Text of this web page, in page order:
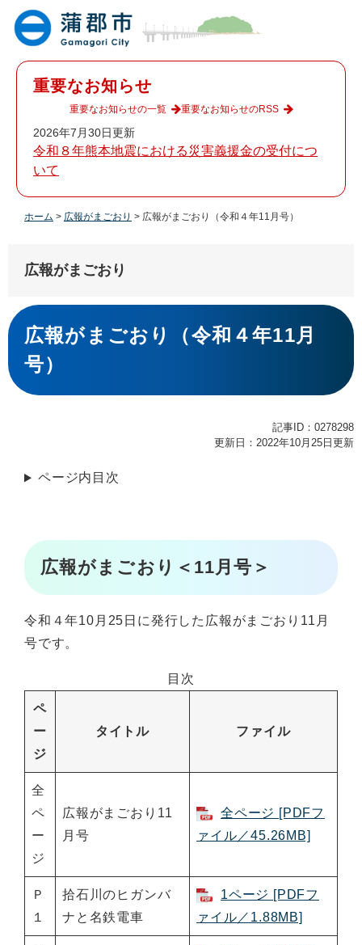
重要なお知らせ
2026年7月30日更新
令和８年熊本地震における災害義援金の受付につ
いて
重要なお知らせの一覧 重要なお知らせのRSS
ホーム > 広報がまごおり > 広報がまごおり（令和４年11月号）
広報がまごおり
本
文
広報がまごおり（令和４年11月
号）
記事ID：0278298
更新日：2022年10月25日更新
ページ内目次
広報がまごおり＜11月号＞
令和４年10月25日に発行した広報がまごおり11月
号です。
目次
ペ
ー
ジ
タイトル ファイル
全
ペ
ー
ジ
広報がまごおり11
月号
全ページ [PDFフ
ァイル／45.26MB]
Ｐ
１
拾石川のヒガンバ
ナと名鉄電車
1ページ [PDFフ
ァイル／1.88MB]